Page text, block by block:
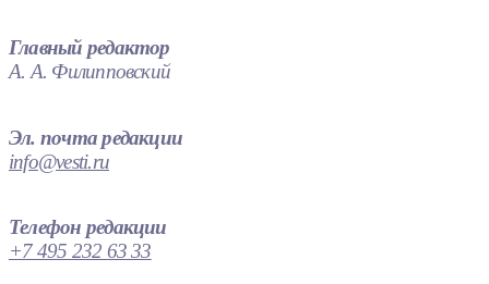
Главный редактор
А. А. Филипповский
Эл. почта редакции
info@vesti.ru
Телефон редакции
+7 495 232 63 33